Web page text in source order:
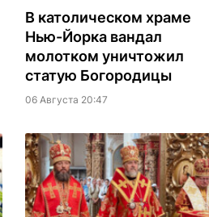
В католическом храме
Нью-Йорка вандал
молотком уничтожил
статую Богородицы
06 Августа 20:47